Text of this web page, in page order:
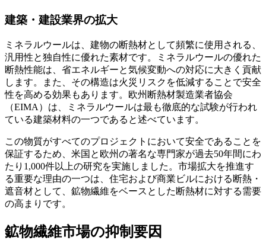
建築・建設業界の拡大
ミネラルウールは、建物の断熱材として頻繁に使用される、
汎用性と独自性に優れた素材です。ミネラルウールの優れた
断熱性能は、省エネルギーと気候変動への対応に大きく貢献
します。また、その構造は火災リスクを低減することで安全
性を高める効果もあります。欧州断熱材製造業者協会
（EIMA）は、ミネラルウールは最も徹底的な試験が行われ
ている建築材料の一つであると述べています。
この物質がすべてのプロジェクトにおいて安全であることを
保証するため、米国と欧州の著名な専門家が過去50年間にわ
たり1,000件以上の研究を実施しました。市場拡大を推進す
る重要な理由の一つは、住宅および商業ビルにおける断熱・
遮音材として、鉱物繊維をベースとした断熱材に対する需要
の高まりです。
鉱物繊維市場の抑制要因